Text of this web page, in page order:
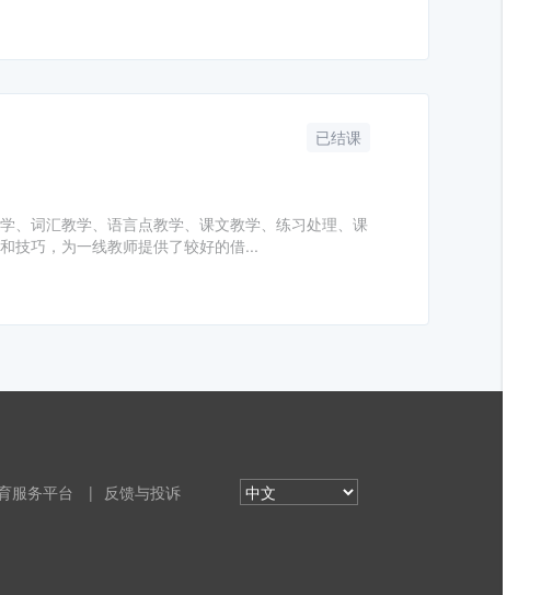
已结课
、词汇教学、语言点教学、课文教学、练习处理、课
技巧，为一线教师提供了较好的借...
服务平台 | 反馈与投诉